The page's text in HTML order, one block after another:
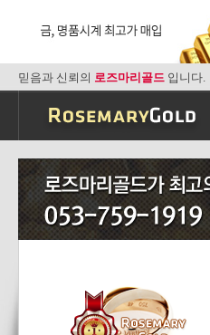
믿음과 신뢰의 로즈마리골드 입니다.